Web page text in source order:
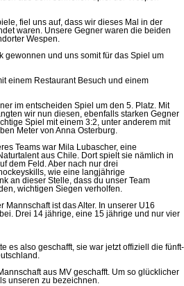
fiel uns auf, dass wir dieses Mal in der
waren. Unsere Gegner waren die beiden
Wespen.
gewonnen und uns somit für das Spiel um
einem Restaurant Besuch und einem
im entscheiden Spiel um den 5. Platz. Mit
wir nun diesen, ebenfalls starken Gegner
Spiel mit einem 3:2, unter anderem mit
Meter von Anna Osterburg.
Teams war Mila Lubascher, eine
aus Chile. Dort spielt sie nämlich in
dem Feld. Aber nach nur drei
wie eine langjährige
an dieser Stelle, dass du unser Team
wichtigen Siegen verholfen.
Mannschaft ist das Alter. In unserer U16
Drei 14 jährige, eine 15 jährige und nur vier
es also geschafft, sie war jetzt offiziell die fünft-
aus MV geschafft. Um so glücklicher
unseren zu bezeichnen.